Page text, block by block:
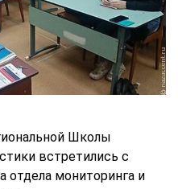
Школы
встретились с
отдела мониторинга и